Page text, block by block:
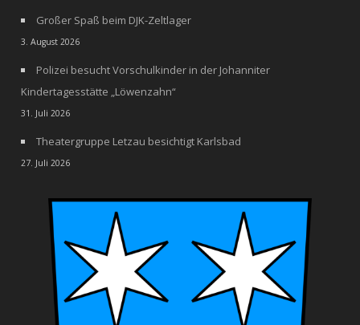
Großer Spaß beim DJK-Zeltlager
3. August 2026
Polizei besucht Vorschulkinder in der Johanniter
Kindertagesstätte „Löwenzahn“
31. Juli 2026
Theatergruppe Letzau besichtigt Karlsbad
27. Juli 2026